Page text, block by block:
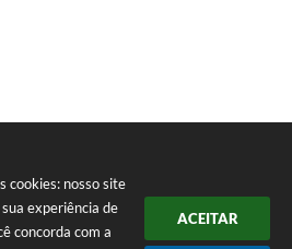
cookies: nosso site
experiência de
concorda com a
ACEITAR